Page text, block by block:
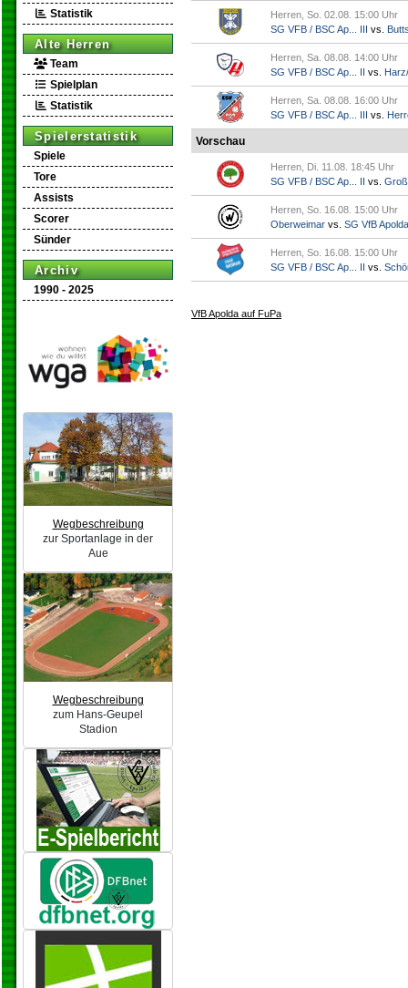
Statistik
Alte Herren
Team
Spielplan
Statistik
Spielerstatistik
Spiele
Tore
Assists
Scorer
Sünder
Archiv
1990 - 2025
Wegbeschreibung
zur Sportanlage in der
Aue
Wegbeschreibung
zum Hans-Geupel
Stadion
Herren, So. 02.08. 15:00 Uhr
SG VFB / BSC Ap... III vs.
Herren, Sa. 08.08. 14:00 Uhr
SG VFB / BSC Ap... II vs.
Herren, Sa. 08.08. 16:00 Uhr
SG VFB / BSC Ap... III vs.
Vorschau
Herren, Di. 11.08. 18:45 Uhr
SG VFB / BSC Ap... II vs.
Herren, So. 16.08. 15:00 Uhr
Oberweimar vs. SG VfB Apolda
Herren, So. 16.08. 15:00 Uhr
SG VFB / BSC Ap... II vs.
VfB Apolda auf FuPa